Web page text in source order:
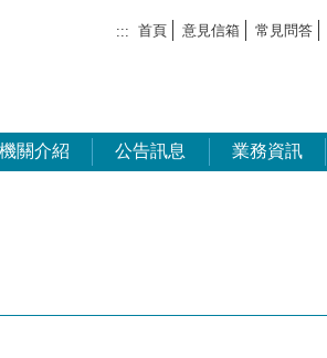
::: 首頁 意見信箱 常見問答
機關介紹 公告訊息 業務資訊